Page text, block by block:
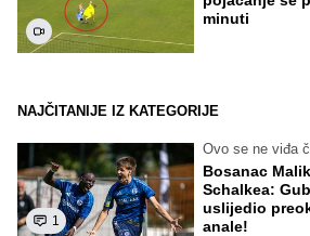
minuti
NAJČITANIJE IZ KATEGORIJE
1
Ovo se ne viđa
Bosanac
Schalkea:
uslijedio
anale!